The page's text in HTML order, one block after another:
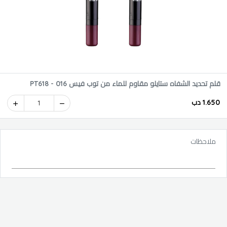
قلم تحديد الشفاه ستايلو مقاوم للماء من توب فيس PT618 - 016
1.650 دب 1
ملاحظات